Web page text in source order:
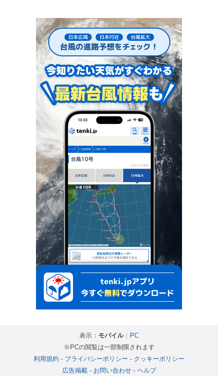
表示： モバイル｜ PC
※PCの閲覧は一部制限されます
利用規約 - プライバシーポリシー - クッキーポリシー
広告掲載- お問い合わせ- ヘルプ